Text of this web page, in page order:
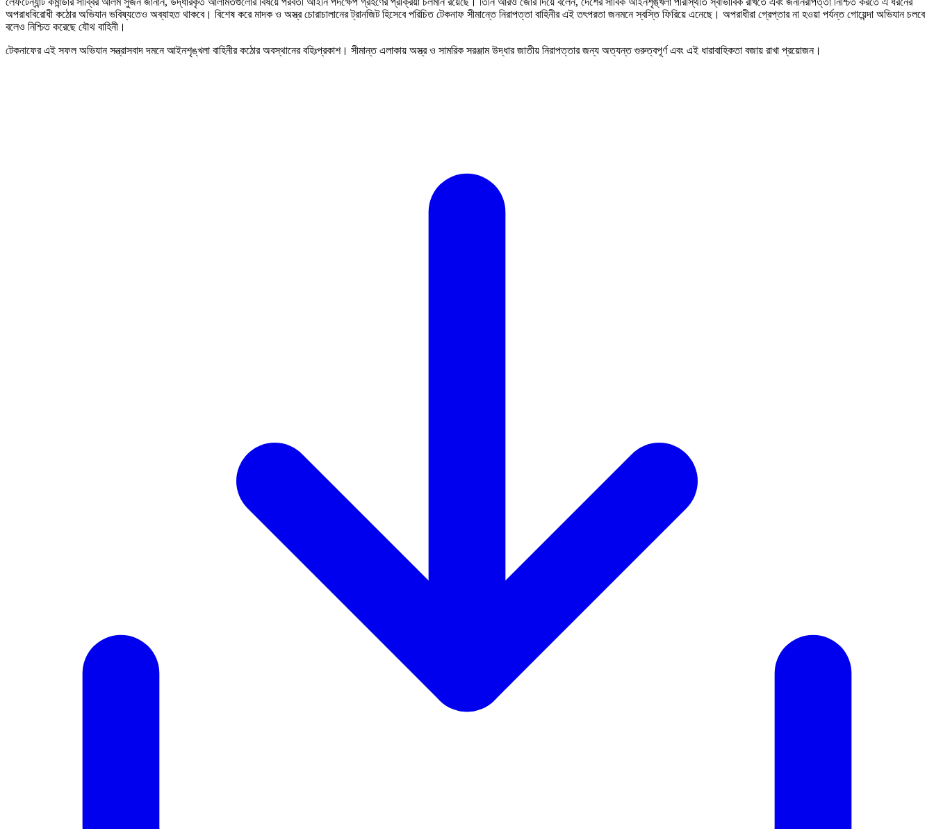
অপরাধবিরোধী কঠোর অভিযান ভবিষ্যতেও অব্যাহত থাকবে। বিশেষ করে মাদক ও অস্ত্র চোরাচালানের ট্রানজিট হিসেবে পরিচিত টেকনাফ সীমান্তে নিরাপত্তা বাহিনীর এই তৎপরতা জনমনে স্বস্তি ফিরিয়ে এনেছে। অপরাধীরা গ্রেপ্তার না হওয়া পর্যন্ত গোয়েন্দা অভিযান চলবে
বলেও নিশ্চিত করেছে যৌথ বাহিনী।
টেকনাফের এই সফল অভিযান সন্ত্রাসবাদ দমনে আইনশৃঙ্খলা বাহিনীর কঠোর অবস্থানের বহিঃপ্রকাশ। সীমান্ত এলাকায় অস্ত্র ও সামরিক সরঞ্জাম উদ্ধার জাতীয় নিরাপত্তার জন্য অত্যন্ত গুরুত্বপূর্ণ এবং এই ধারাবাহিকতা বজায় রাখা প্রয়োজন।